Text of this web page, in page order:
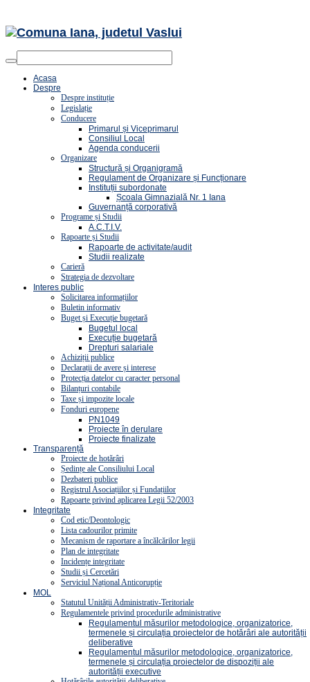
Acasa
Despre
Despre instituție
Legislație
Conducere
Primarul și Viceprimarul
Consiliul Local
Agenda conducerii
Organizare
Structură și Organigramă
Regulament de Organizare și Funcționare
Instituții subordonate
Școala Gimnazială Nr. 1 Iana
Guvernanță corporativă
Programe și Studii
A.C.T.I.V.
Rapoarte și Studii
Rapoarte de activitate/audit
Studii realizate
Carieră
Strategia de dezvoltare
Interes public
Solicitarea informațiilor
Buletin informativ
Buget și Execuție bugetară
Bugetul local
Execuție bugetară
Drepturi salariale
Achiziții publice
Declarații de avere și interese
Protecția datelor cu caracter personal
Bilanțuri contabile
Taxe și impozite locale
Fonduri europene
PN1049
Proiecte în derulare
Proiecte finalizate
Transparență
Proiecte de hotărâri
Ședințe ale Consiliului Local
Dezbateri publice
Registrul Asociațiilor și Fundațiilor
Rapoarte privind aplicarea Legii 52/2003
Integritate
Cod etic/Deontologic
Lista cadourilor primite
Mecanism de raportare a încălcărilor legii
Plan de integritate
Incidențe integritate
Studii și Cercetări
Serviciul Național Anticorupție
MOL
Statutul Unității Administrativ-Teritoriale
Regulamentele privind procedurile administrative
Regulamentul măsurilor metodologice, organizatorice,
termenele și circulația proiectelor de hotărâri ale autorității
deliberative
Regulamentul măsurilor metodologice, organizatorice,
termenele și circulația proiectelor de dispoziții ale
autorității executive